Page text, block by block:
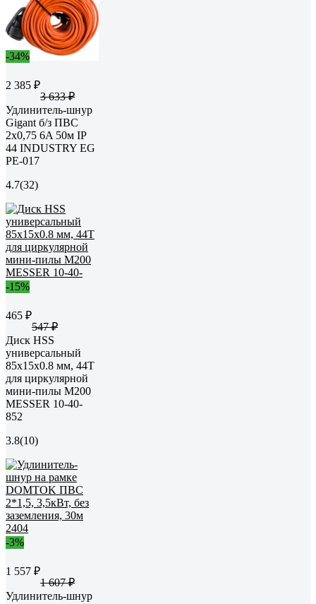
-34%
2 385 ₽
3 633 ₽
Удлинитель-шнур
Gigant б/з ПВС
2х0,75 6A 50м IP
44 INDUSTRY EG
PE-017
4.7(32)
-15%
465 ₽
547 ₽
Диск HSS
универсальный
85x15x0.8 мм, 44T
для циркулярной
мини-пилы М200
MESSER 10-40-
852
3.8(10)
-3%
1 557 ₽
1 607 ₽
Удлинитель-шнур